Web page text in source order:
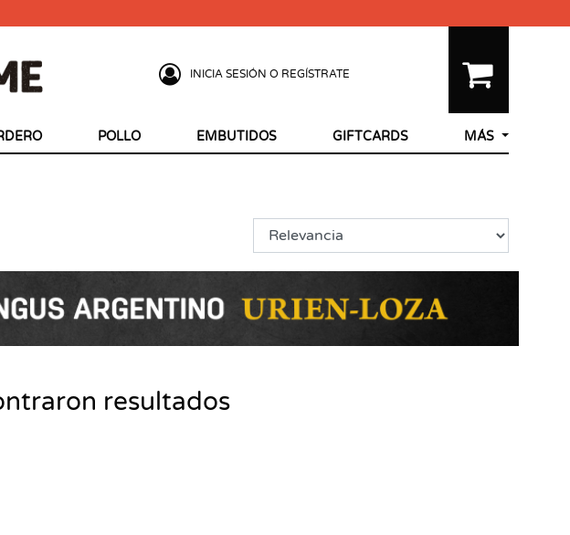
INICIA SESIÓN O REGÍSTRATE
POLLO EMBUTIDOS GIFTCARDS MÁS
resultados